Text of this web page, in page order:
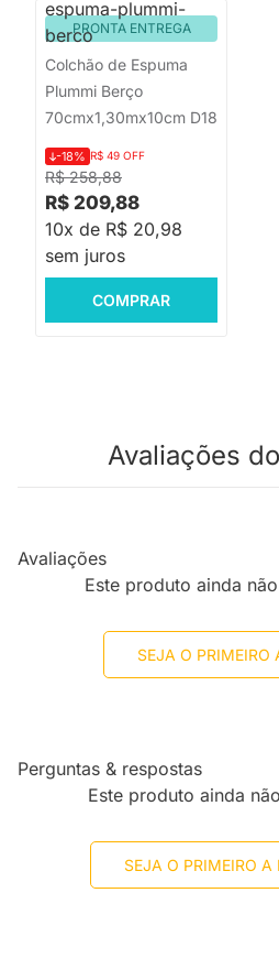
PRONTA ENTREGA
Colchão de Espuma
Plummi Berço
70cmx1,30mx10cm D18
R$ 258,88
-18% R$ 49 OFF
R$ 209,88
10x de R$ 20,98
sem juros
COMPRAR
Avaliações
Avaliações
Este produto ainda
SEJA O PRIMEIRO
Perguntas & respostas
Este produto ainda
SEJA O PRIMEIRO A